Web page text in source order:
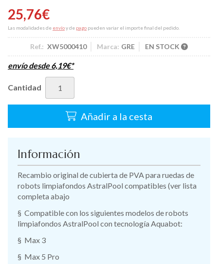
25,76€
Las modalidades de envíoy de pago pueden variar el importe final del pedido.
Ref.: XW5000410 Marca: GRE EN STOCK
envío desde6,19€*
Cantidad
Añadir a la cesta
Información
Recambio original de cubierta de PVA para ruedas de
robots limpiafondos AstralPool compatibles (ver lista
completa abajo
§ Compatible con los siguientes modelos de robots
limpiafondos AstralPool con tecnología Aquabot:
§ Max 3
§ Max 5 Pro